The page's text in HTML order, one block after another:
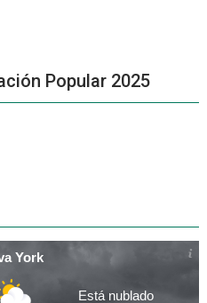
Popular 2025
York
Está nublado